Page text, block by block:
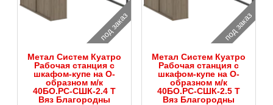
под заказ
Метал Систем Куатро
Рабочая станция с
шкафом-купе на О-
образном м/к
40БО.РС-СШК-2.4 Т
Вяз Благородны
под заказ
Метал Систем Куатро
Рабочая станция с
шкафом-купе на О-
образном м/к
40БО.РС-СШК-2.5 Т
Вяз Благородны